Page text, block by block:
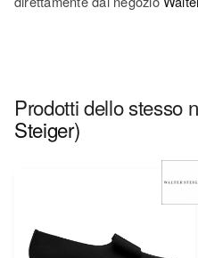
Prodotti dello stesso
Steiger)